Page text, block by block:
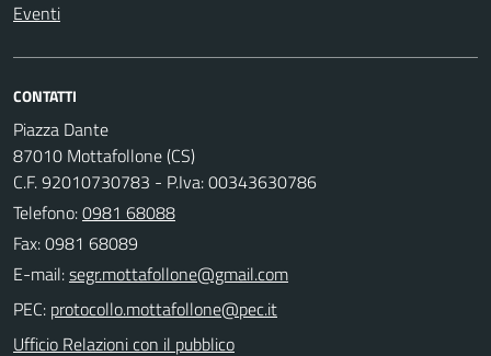
Eventi
CONTATTI
Piazza Dante
87010 Mottafollone (CS)
C.F. 92010730783 - P.Iva: 00343630786
Telefono:0981 68088
Fax: 0981 68089
E-mail:
PEC:
Ufficio Relazioni con il pubblico